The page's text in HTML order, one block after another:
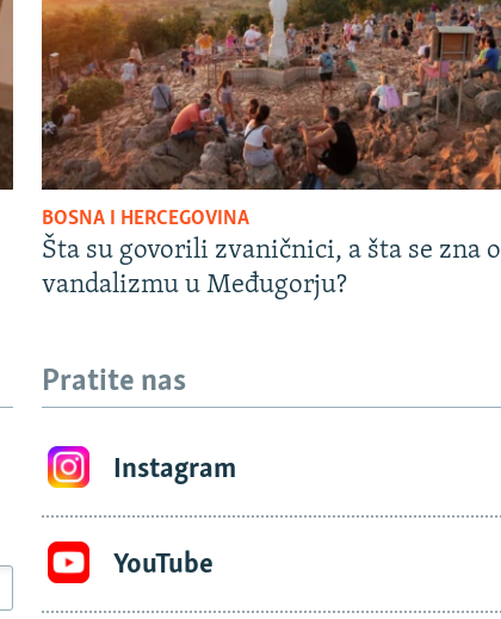
BOSNA I HERCEGOVINA
Šta su govorili zvaničnici, a šta se zna o
vandalizmu u Međugorju?
Pratite nas
Instagram
YouTube